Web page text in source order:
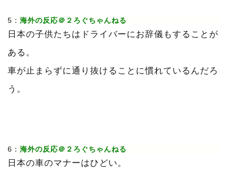
5： 海外の反応＠２ろぐちゃんねる
日本の子供たちはドライバーにお辞儀もすることが
ある。
車が止まらずに通り抜けることに慣れているんだろ
う。
6： 海外の反応＠２ろぐちゃんねる
日本の車のマナーはひどい。